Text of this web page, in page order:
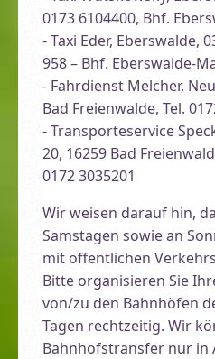
0173 6104400, Bhf.
- Taxi Eder, Eberswalde,
958 – Bhf. Eberswalde-
- Fahrdienst Melcher,
Bad Freienwalde, Tel.
- Transporteservice
20, 16259 Bad
0172 3035201
Wir weisen darauf hin,
Samstagen sowie an
mit öffentlichen
Bitte organisieren Sie
von/zu den Bahnhöfen
Tagen rechtzeitig. Wir
Bahnhofstransfer nur in